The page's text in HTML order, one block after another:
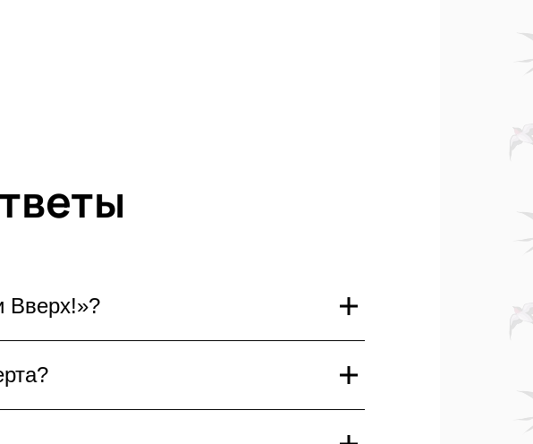
Вверх!»?
на одной из самых масштабных площадок
хиты и неповторимая атмосфера
группы!
внимание на фан-зону — там